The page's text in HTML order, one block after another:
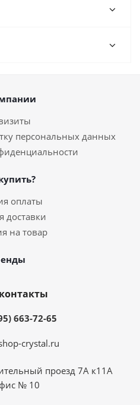
персональных данных
оплаты
доставки
на товар
663-72-65
crystal.ru
проезд 7А к11А
№ 10